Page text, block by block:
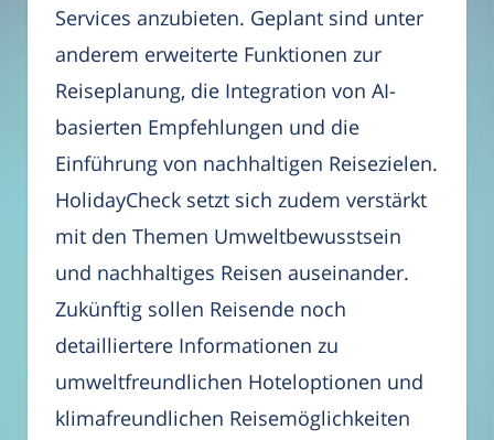
Services anzubieten. Geplant sind unter
anderem erweiterte Funktionen zur
Reiseplanung, die Integration von AI-
basierten Empfehlungen und die
Einführung von nachhaltigen Reisezielen.
HolidayCheck setzt sich zudem verstärkt
mit den Themen Umweltbewusstsein
und nachhaltiges Reisen auseinander.
Zukünftig sollen Reisende noch
detailliertere Informationen zu
umweltfreundlichen Hoteloptionen und
klimafreundlichen Reisemöglichkeiten